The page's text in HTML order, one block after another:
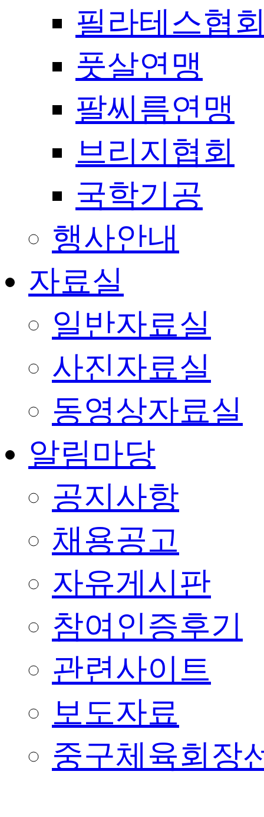
필라테스협
풋살연맹
팔씨름연맹
브리지협회
국학기공
행사안내
자료실
일반자료실
사진자료실
동영상자료실
알림마당
공지사항
채용공고
자유게시판
참여인증후기
관련사이트
보도자료
중구체육회장